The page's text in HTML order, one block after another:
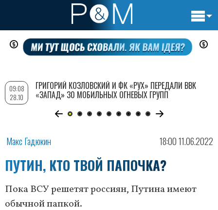
Перейти
содержанию
Макс Гадюкин 18:00 11.06.2022
ПУТИН, КТО ТВОЙ ПАПОЧКА?
Пока ВСУ решетят россиян, Путина имеют
обычной папкой.
09:08
28.10
ГРИГОРИЙ КОЗЛОВСКИЙ И ФК «РУХ» ПЕРЕДАЛИ ВВК
«ЗАПАД» 30 МОБИЛЬНЫХ ОГНЕВЫХ ГРУПП